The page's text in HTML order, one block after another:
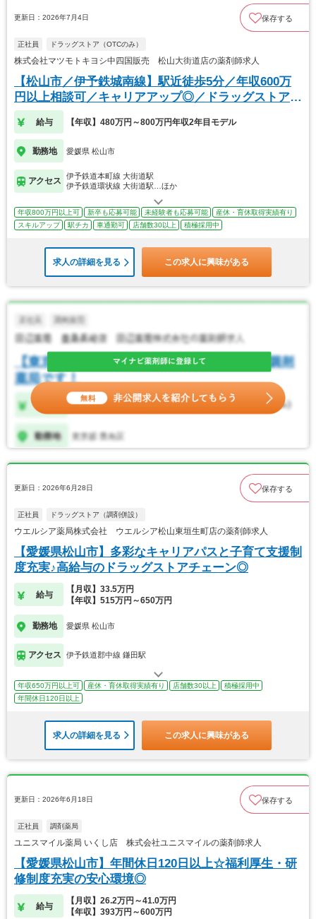
更新日：2026年7月4日 保存する
正社員 ドラッグストア（OTCのみ）
株式会社マツモトキヨシ中四国販売 松山大街道店の薬剤師求人
【松山市／伊予鉄城南線】駅近徒歩5分／年収600万
円以上相談可／キャリアアップ◎／ドラッグストア求
人
給与 【年収】480万円～800万円年収2年目モデル
勤務地 愛媛県 松山市
アクセス
伊予鉄道本町線 大街道駅
伊予鉄道環状線 大街道駅…ほか
年収800万円以上可 新卒も応募可能 未経験者も応募可能
産休・育休取得実績有り
スキルアップ
駅チカ 車通勤可 店舗数30以上 積極採用中
求人の詳細を見る この求人に興味がある
更新日：2026年6月28日 保存する
正社員 ドラッグストア（調剤併設）
ウエルシア薬局株式会社 ウエルシア松山東垣生町店の薬剤師求人
【愛媛県松山市】多彩なキャリアパスと子育て支援制
度充実♪高給与のドラッグストアチェーン◎
給与
【月収】33.5万円
【年収】515万円～650万円
勤務地 愛媛県 松山市
アクセス 伊予鉄道郡中線 鎌田駅
年収650万円以上可 産休・育休取得実績有り 店舗数30以上
積極採用中
年間休日120日以上
求人の詳細を見る この求人に興味がある
更新日：2026年6月18日 保存する
正社員 調剤薬局
ユニスマイル薬局 いくし店 株式会社ユニスマイルの薬剤師求人
【愛媛県松山市】年間休日120日以上☆福利厚生・研
修制度充実の安心環境◎
給与
【月収】26.2万円～41.0万円
【年収】393万円～600万円